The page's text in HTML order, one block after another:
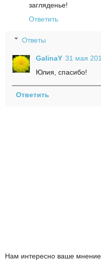
загляденье!
Ответить
Ответы
GalinaY 31 мая
Юлия, спасибо!
Ответить
Нам интересно ваше мнение